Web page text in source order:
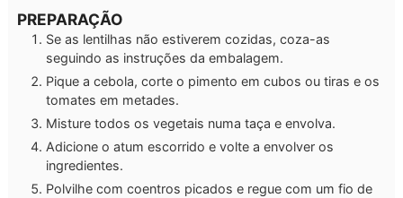
PREPARAÇÃO
Se as lentilhas não estiverem cozidas, coza-as
seguindo as instruções da embalagem.
Pique a cebola, corte o pimento em cubos ou tiras e os
tomates em metades.
Misture todos os vegetais numa taça e envolva.
Adicione o atum escorrido e volte a envolver os
ingredientes.
Polvilhe com coentros picados e regue com um fio de